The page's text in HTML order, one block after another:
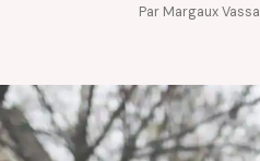
Par Margaux Vassal